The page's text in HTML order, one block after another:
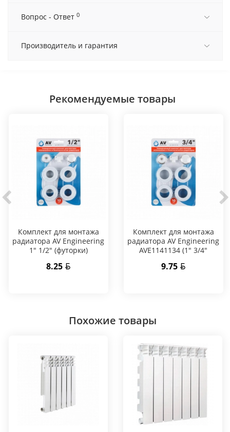
Вопрос - Ответ 0
Производитель и гарантия
Рекомендуемые товары
Комплект для монтажа
радиатора AV Engineering
1" 1/2" (футорки)
8.25
Комплект для монтажа
радиатора AV Engineering
AVE1141134 (1" 3/4"
9.75
Похожие товары